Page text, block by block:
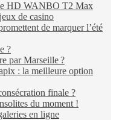
HD WANBO T2 Max
de casino
de marquer l’été
?
par Marseille ?
: la meilleure option
finale ?
du moment !
en ligne